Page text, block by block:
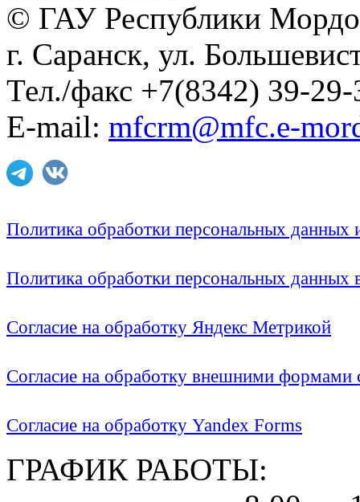
© ГАУ Республики
г. Саранск, ул.
Тел./факс +7(8342) 39-29-
E-mail: mfcrm@mfc.e-
Политика обработки персональных
Политика обработки персональных
Согласие на обработку Яндекс Метрикой
Согласие на обработку внешними формами
Согласие на обработку Yandex Forms
ГРАФИК РАБОТЫ: